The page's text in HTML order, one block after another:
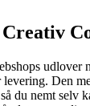
udlover
Den
du nemt selv